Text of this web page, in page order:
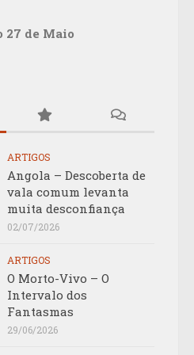
27 de Maio
ARTIGOS
Angola – Descoberta de
vala comum levanta
muita desconfiança
02/07/2026
ARTIGOS
O Morto-Vivo – O
Intervalo dos
Fantasmas
29/06/2026